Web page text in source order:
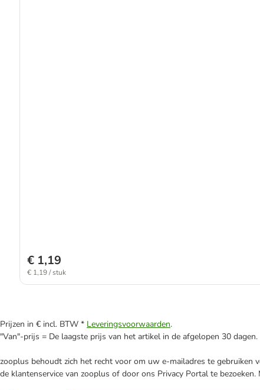
€ 1,19
€ 1,19 / stuk
Prijzen in € incl. BTW * Leveringsvoorwaarden.
"Van"-prijs = De laagste prijs van het artikel in de afgelopen 30 dagen.
zooplus behoudt zich het recht voor om uw e-mailadres te gebruiken
de klantenservice van zooplus of door ons Privacy Portal te